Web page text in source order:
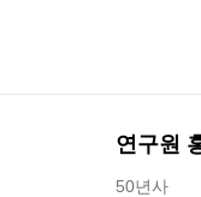
연구원
50년사